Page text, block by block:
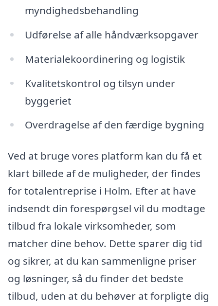
myndighedsbehandling
Udførelse af alle håndværksopgaver
Materialekoordinering og logistik
Kvalitetskontrol og tilsyn under
byggeriet
Overdragelse af den færdige bygning
Ved at bruge vores platform kan du få et
klart billede af de muligheder, der findes
for totalentreprise i Holm. Efter at have
indsendt din forespørgsel vil du modtage
tilbud fra lokale virksomheder, som
matcher dine behov. Dette sparer dig tid
og sikrer, at du kan sammenligne priser
og løsninger, så du finder det bedste
tilbud, uden at du behøver at forpligte dig